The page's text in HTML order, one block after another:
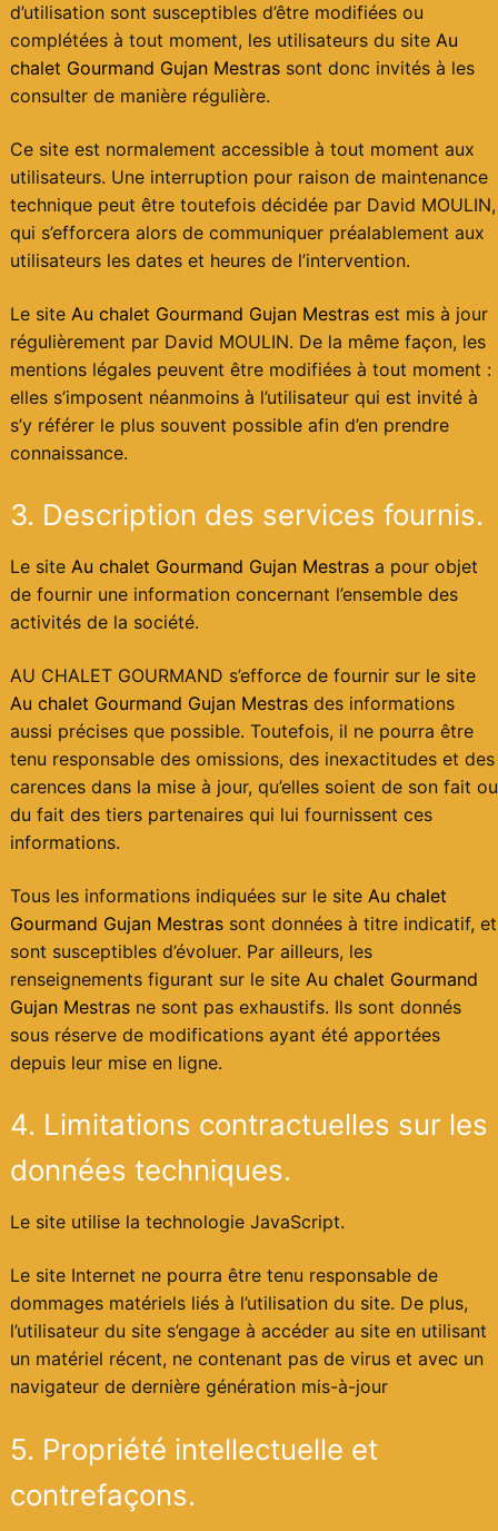
d’utilisation sont susceptibles d’être modifiées ou
complétées à tout moment, les utilisateurs du site Au
chalet Gourmand Gujan Mestras sont donc invités à les
consulter de manière régulière.
Ce site est normalement accessible à tout moment aux
utilisateurs. Une interruption pour raison de maintenance
technique peut être toutefois décidée par David MOULIN,
qui s’efforcera alors de communiquer préalablement aux
utilisateurs les dates et heures de l’intervention.
Le site Au chalet Gourmand Gujan Mestras est mis à jour
régulièrement par David MOULIN. De la même façon, les
mentions légales peuvent être modifiées à tout moment :
elles s’imposent néanmoins à l’utilisateur qui est invité à
s’y référer le plus souvent possible afin d’en prendre
connaissance.
3. Description des services fournis.
Le site Au chalet Gourmand Gujan Mestras a pour objet
de fournir une information concernant l’ensemble des
activités de la société.
AU CHALET GOURMAND s’efforce de fournir sur le site
Au chalet Gourmand Gujan Mestras des informations
aussi précises que possible. Toutefois, il ne pourra être
tenu responsable des omissions, des inexactitudes et des
carences dans la mise à jour, qu’elles soient de son fait ou
du fait des tiers partenaires qui lui fournissent ces
informations.
Tous les informations indiquées sur le site Au chalet
Gourmand Gujan Mestras sont données à titre indicatif, et
sont susceptibles d’évoluer. Par ailleurs, les
renseignements figurant sur le site Au chalet Gourmand
Gujan Mestras ne sont pas exhaustifs. Ils sont donnés
sous réserve de modifications ayant été apportées
depuis leur mise en ligne.
4. Limitations contractuelles sur les
données techniques.
Le site utilise la technologie JavaScript.
Le site Internet ne pourra être tenu responsable de
dommages matériels liés à l’utilisation du site. De plus,
l’utilisateur du site s’engage à accéder au site en utilisant
un matériel récent, ne contenant pas de virus et avec un
navigateur de dernière génération mis-à-jour
5. Propriété intellectuelle et
contrefaçons.